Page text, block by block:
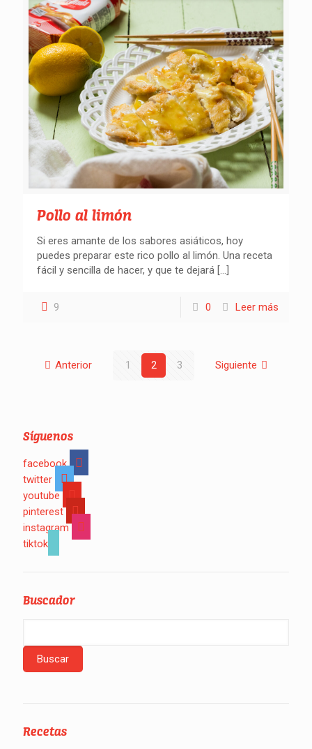
Pollo al limón
Si eres amante de los sabores asiáticos, hoy
puedes preparar este rico pollo al limón. Una receta
fácil y sencilla de hacer, y que te dejará […]
9 0 Leer más
Anterior 1 2 3 Siguiente
Síguenos
facebook
twitter
youtube
pinterest
instagram
tiktok
Buscador
Recetas